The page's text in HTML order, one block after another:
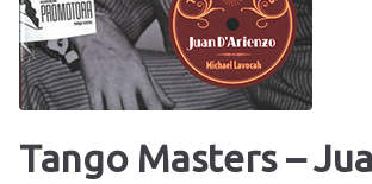
Tango Masters –